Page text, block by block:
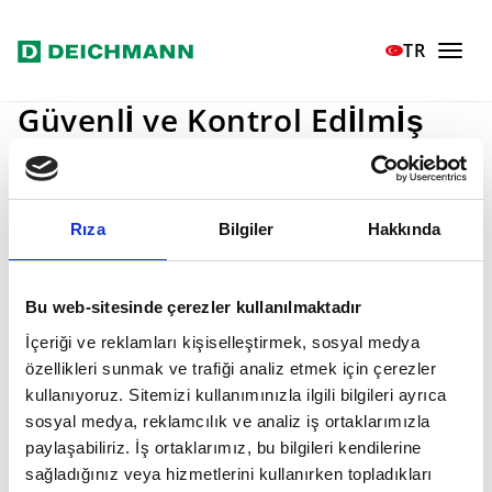
Rıza Bilgiler Hakkında
Bu web-sitesinde çerezler kullanılmaktadır
İçeriği ve reklamları kişiselleştirmek, sosyal medya
özellikleri sunmak ve trafiği analiz etmek için çerezler
kullanıyoruz. Sitemizi kullanımınızla ilgili bilgileri ayrıca
sosyal medya, reklamcılık ve analiz iş ortaklarımızla
paylaşabiliriz. İş ortaklarımız, bu bilgileri kendilerine
sağladığınız veya hizmetlerini kullanırken topladıkları
Ana içeriğe geç TR
Home Değerlerimiz Kalite ve Güvenlik
Güvenlİ ve Kontrol Edİlmİş
Müşterilerimize vaat ettiğimiz
kaliteyi
uzmanlarımız
tedarikçiler
ile yakın işbirliği
içerisinde çalışıyor ve üretim süreçlerini
kuruluşları Deichmann tarafından getirilen
ve yasal mevzuatın da çok ötesine geçen
kalite ve çevre standartlarına uyumu
kontrol ederler.